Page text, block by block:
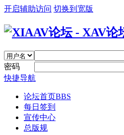
开启辅助访问 切换到宽版
密码
快捷导航
论坛首页BBS
每日签到
宣传中心
总版规